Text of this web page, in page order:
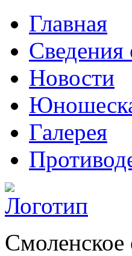
Главная
Сведения
Новости
Галерея
Смоленское